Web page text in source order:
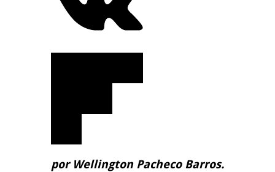
por Wellington Pacheco Barros.